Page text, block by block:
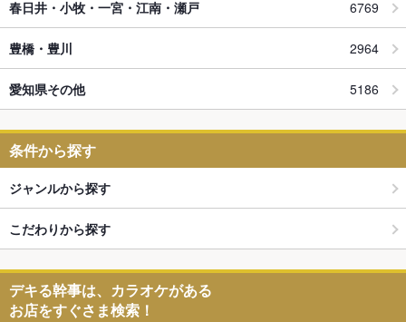
春日井・小牧・一宮・江南・瀬戸 6769
豊橋・豊川 2964
愛知県その他 5186
条件から探す
ジャンルから探す
こだわりから探す
デキる幹事は、カラオケがある
お店をすぐさま検索！